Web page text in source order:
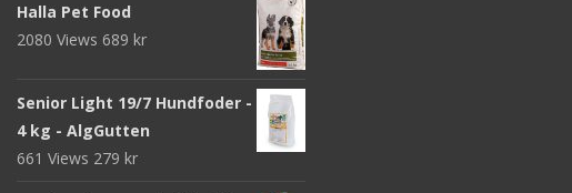
Halla Pet Food
2080 Views 689 kr
Senior Light 19/7 Hundfoder -
4 kg - AlgGutten
661 Views 279 kr